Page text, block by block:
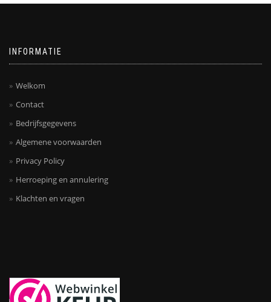
INFORMATIE
Welkom
Contact
Bedrijfsgegevens
Algemene voorwaarden
Privacy Policy
Herroeping en annulering
Klachten en vragen